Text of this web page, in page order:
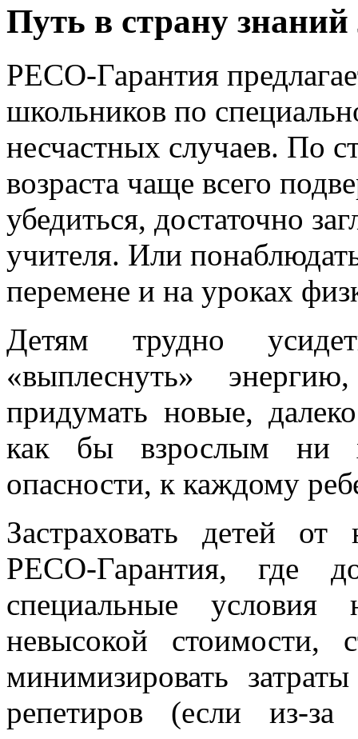
Путь в страну знаний
РЕСО-Гарантия
школьников по
несчастных случаев. По
возраста чаще всего
убедиться, достаточно
учителя. Или
перемене и на уроках
Детям трудно
«выплеснуть»
придумать новые,
как бы взрослым ни
опасности, к каждому
Застраховать детей
РЕСО-Гарантия, где
специальные
невысокой стоимости,
минимизировать
репетиров (если из-